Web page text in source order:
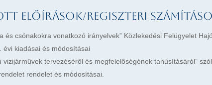
előírások/regiszteri
és csónakokra vonatkozó irányelvek” Közlekedési Felügyelet
évi kiadásai és módosításai
vizijárművek tervezéséről és megfelelőségének tanúsításáról”
rendelet és módosításai.